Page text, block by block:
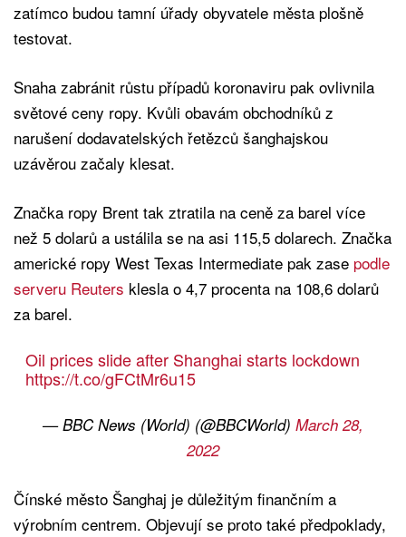
zatímco budou tamní úřady obyvatele města plošně
testovat.
Snaha zabránit růstu případů koronaviru pak ovlivnila
světové ceny ropy. Kvůli obavám obchodníků z
narušení dodavatelských řetězců šanghajskou
uzávěrou začaly klesat.
Značka ropy Brent tak ztratila na ceně za barel více
než 5 dolarů a ustálila se na asi 115,5 dolarech. Značka
americké ropy West Texas Intermediate pak zase podle
serveru Reuters klesla o 4,7 procenta na 108,6 dolarů
za barel.
Oil prices slide after Shanghai starts lockdown
https://t.co/gFCtMr6u15
— BBC News (World) (@BBCWorld) March 28,
2022
Čínské město Šanghaj je důležitým finančním a
výrobním centrem. Objevují se proto také předpoklady,